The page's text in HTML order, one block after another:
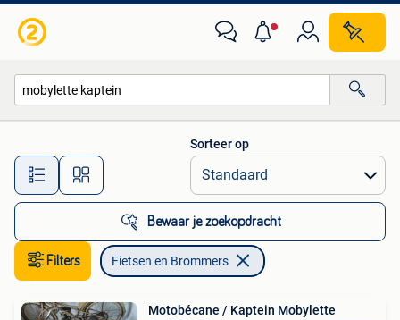
Alle afstanden…
Sorteer op
Bewaar je zoekopdracht
Filters Fietsen en Brommers
Motobécane / Kaptein Mobylette